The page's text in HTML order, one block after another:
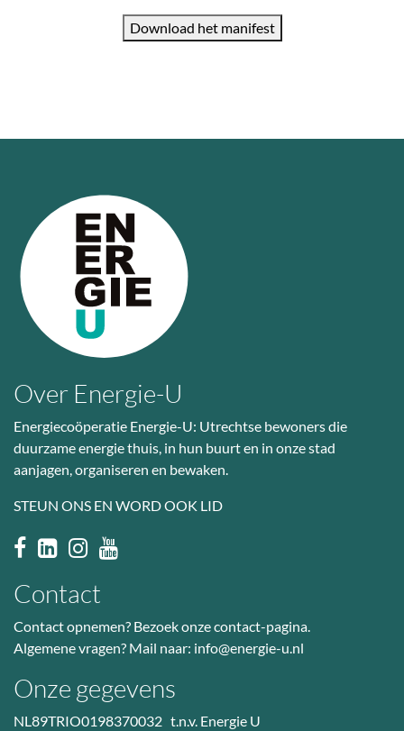
Download het manifest
Over Energie-U
Energiecoöperatie Energie-U: Utrechtse bewoners die
duurzame energie thuis, in hun buurt en in onze stad
aanjagen, organiseren en bewaken.
STEUN ONS EN WORD OOK LID
Contact
Contact opnemen? Bezoekonze contact-pagina.
Algemene vragen? Mail naar: info@energie-u.nl
Onze gegevens
NL89TRIO0198370032 t.n.v. Energie U